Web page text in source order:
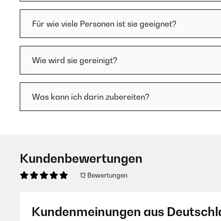
Für wie viele Personen ist sie geeignet?
Wie wird sie gereinigt?
Was kann ich darin zubereiten?
Kundenbewertungen
12 Bewertungen
Kundenmeinungen aus